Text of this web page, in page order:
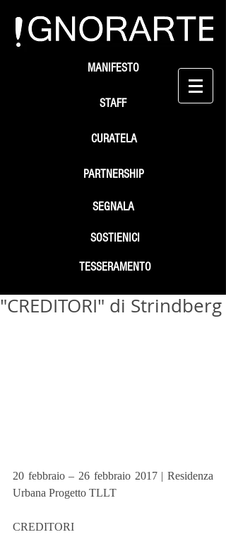
STAFF
SEGNALA
SOSTIENICI
MANIFESTO
PARTNERSHIP
TESSERAMENTO
CURATELA
"CREDITORI" di Strindberg
20 febbraio – 26 febbraio 2017 | Residenza
Urbana Progetto TLLT
CREDITORI